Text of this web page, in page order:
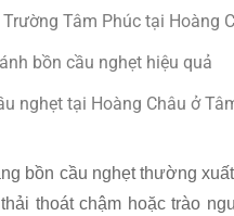
Tâm Phúc tại Hoàng
bồn cầu nghẹt hiệu quả
nghẹt tại Hoàng Châu ở
bồn cầu nghẹt thường
thoát chậm hoặc trào